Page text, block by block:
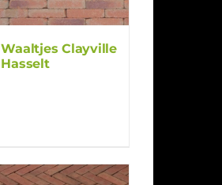
Waaltjes Clayville
Hasselt